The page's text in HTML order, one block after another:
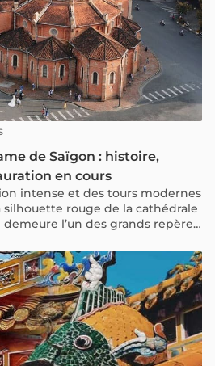
de Saïgon : histoire,
en cours
intense et des tours modernes
silhouette rouge de la cathédrale
l’un des grands repères
deux clochers, sa rosace et la
forment une image familière,
que pour les voyageurs.
coloniale française à la
appartient aujourd’hui
de Saïgon. Édifice religieux
architectural et lieu de
l’objet depuis 2017 d’une
exceptionnelle.